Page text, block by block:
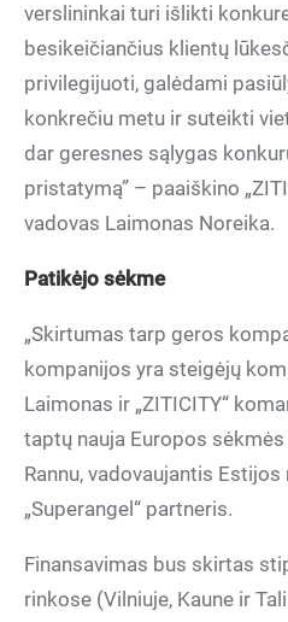
verslininkai turi išlikti
besikeičiančius klientų
privilegijuoti, galėdami
konkrečiu metu ir suteikti
dar geresnes sąlygas
pristatymą” – paaiškino
vadovas Laimonas Noreika.
Patikėjo sėkme
„Skirtumas tarp geros
kompanijos yra steigėjų
Laimonas ir „ZITICITY“
taptų nauja Europos sėkmės
Rannu, vadovaujantis
„Superangel“ partneris.
Finansavimas bus skirtas
rinkose (Vilniuje, Kaune ir